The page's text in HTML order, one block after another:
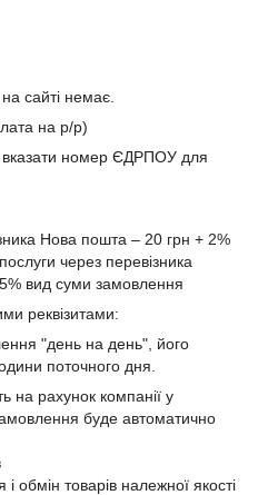
сайті немає.
на р/р)
вказати номер ЄДРПОУ для
Нова пошта – 20 грн + 2%
через перевізника
вид суми замовлення
реквізитами:
"день на день", його
поточного дня.
на рахунок компанії у
буде автоматично
обмін товарів належної якості